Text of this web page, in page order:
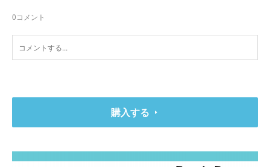
0コメント
購入する